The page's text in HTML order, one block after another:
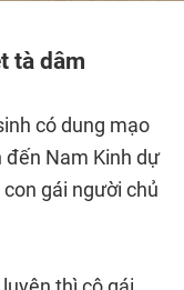
tà dâm
có dung mạo
đến Nam Kinh dự
gái người chủ